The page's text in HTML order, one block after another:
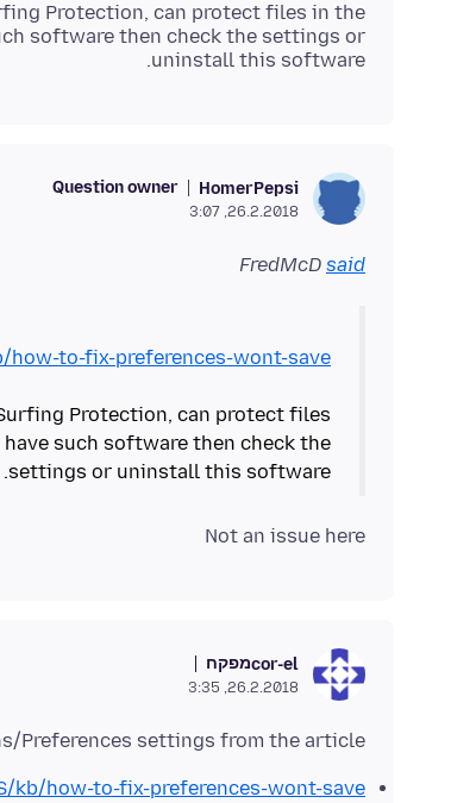
Protection, can protect files in the
software then check the settings or
uninstall this software.
HomerPepsi
Question owner
26.2.2018, 3:07
FredMcD said
to-fix-preferences-wont-save
Protection, can protect files
such software then check the
settings or uninstall this software.
Not an issue here
cor-elמפקח
26.2.2018, 3:35
Preferences settings from the article?
kb/how-to-fix-preferences-wont-save